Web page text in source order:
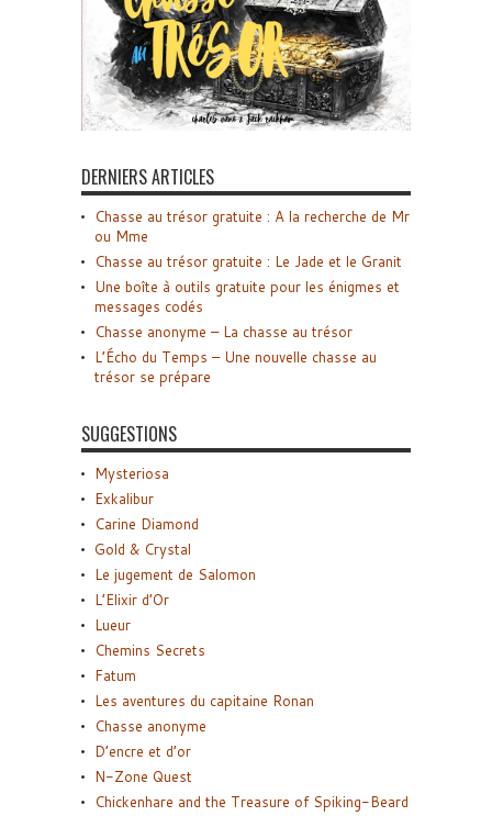
DERNIERS ARTICLES
Chasse au trésor gratuite : A la recherche de Mr
ou Mme
Chasse au trésor gratuite : Le Jade et le Granit
Une boîte à outils gratuite pour les énigmes et
messages codés
Chasse anonyme – La chasse au trésor
L’Écho du Temps – Une nouvelle chasse au
trésor se prépare
SUGGESTIONS
Mysteriosa
Exkalibur
Carine Diamond
Gold & Crystal
Le jugement de Salomon
L’Elixir d’Or
Lueur
Chemins Secrets
Fatum
Les aventures du capitaine Ronan
Chasse anonyme
D’encre et d’or
N-Zone Quest
Chickenhare and the Treasure of Spiking-Beard